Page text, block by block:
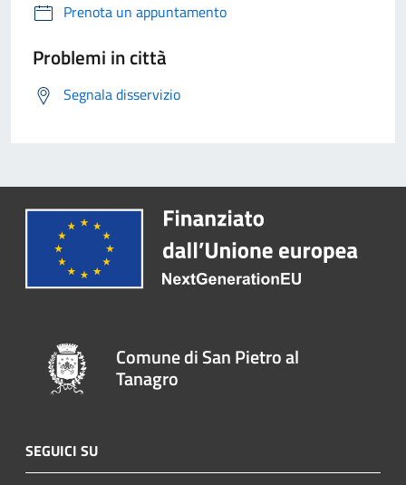
Prenota un appuntamento
Problemi in città
Segnala disservizio
Comune di San Pietro al
Tanagro
SEGUICI SU